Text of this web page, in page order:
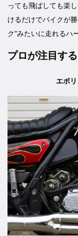
っても飛ばしても楽
けるだけでバイクが
ク”みたいに走れるハ
プロが注目す
エボ